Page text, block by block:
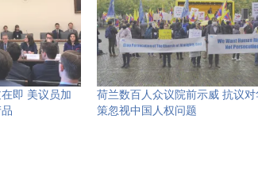
即 美议员加
荷兰数百人众议院前示威 抗议对
策忽视中国人权问题